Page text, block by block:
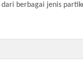
berbagai jenis